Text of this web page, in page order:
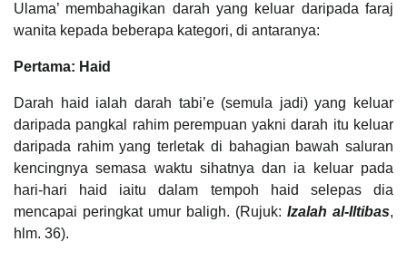
Ulama’ membahagikan darah yang keluar daripada faraj
wanita kepada beberapa kategori, di antaranya:
Pertama: Haid
Darah haid ialah darah tabi’e (semula jadi) yang keluar
daripada pangkal rahim perempuan yakni darah itu keluar
daripada rahim yang terletak di bahagian bawah saluran
kencingnya semasa waktu sihatnya dan ia keluar pada
hari-hari haid iaitu dalam tempoh haid selepas dia
mencapai peringkat umur baligh. (Rujuk: Izalah al-Iltibas,
hlm. 36).